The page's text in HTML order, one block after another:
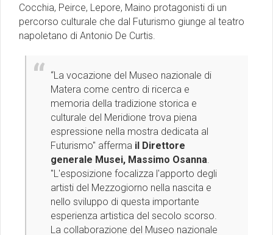
Cocchia, Peirce, Lepore, Maino protagonisti di un
percorso culturale che dal Futurismo giunge al teatro
napoletano di Antonio De Curtis.
“La vocazione del Museo nazionale di
Matera come centro di ricerca e
memoria della tradizione storica e
culturale del Meridione trova piena
espressione nella mostra dedicata al
Futurismo'' afferma il Direttore
generale Musei, Massimo Osanna
''L'esposizione focalizza l'apporto degli
artisti del Mezzogiorno nella nascita e
nello sviluppo di questa importante
esperienza artistica del secolo scorso.
La collaborazione del Museo nazionale